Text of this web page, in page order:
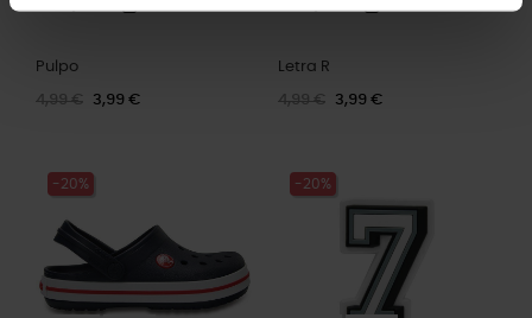
Pulpo
4,99 € 3,99 €
Letra R
4,99 € 3,99 €
-20% -20%